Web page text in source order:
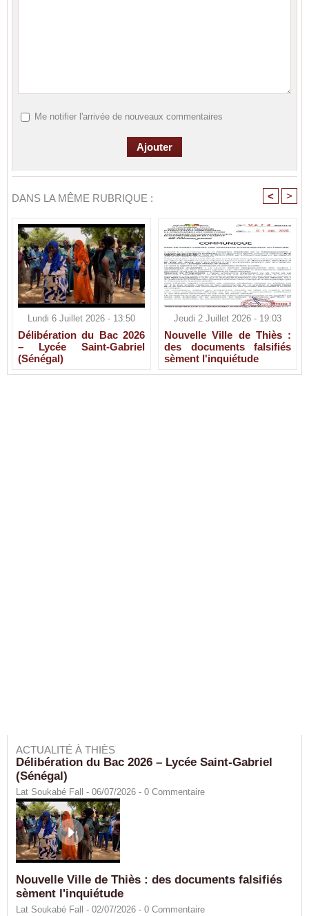
Me notifier l'arrivée de nouveaux commentaires
DANS LA MÊME RUBRIQUE : < >
Lundi 6 Juillet 2026 - 13:50
Délibération du Bac 2026
– Lycée Saint-Gabriel
(Sénégal)
Jeudi 2 Juillet 2026 - 19:03
Nouvelle Ville de Thiès :
des documents falsifiés
sèment l'inquiétude
ACTUALITÉ À THIÈS
Délibération du Bac 2026 – Lycée Saint-Gabriel
(Sénégal)
Lat Soukabé Fall - 06/07/2026 - 0 Commentaire
Nouvelle Ville de Thiès : des documents falsifiés
sèment l'inquiétude
Lat Soukabé Fall - 02/07/2026 - 0 Commentaire